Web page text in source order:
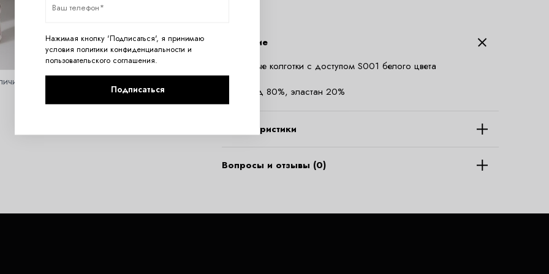
Описание
Эротичные колготки с доступом S001 белого цвета
Состав:
полиамид 80%, эластан 20%
Характеристики
Вопросы и отзывы (0)
Нажимая кнопку 'Подписаться', я принимаю
условия политики конфиденциальности и
пользовательского соглашения.
Подписаться